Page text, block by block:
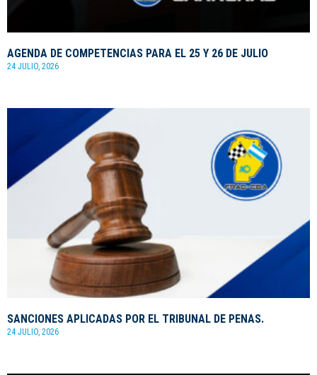
AGENDA DE COMPETENCIAS PARA EL 25 Y 26 DE JULIO
24 JULIO, 2026
SANCIONES APLICADAS POR EL TRIBUNAL DE PENAS.
24 JULIO, 2026